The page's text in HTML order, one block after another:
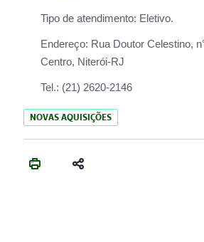
Tipo de atendimento: Eletivo.
Endereço: Rua Doutor Celestino,
Centro, Niterói-RJ
Tel.: (21) 2620-2146
NOVAS AQUISIÇÕES